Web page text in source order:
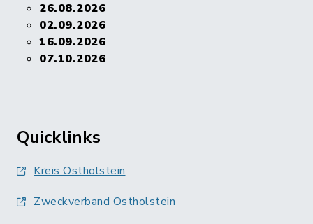
26.08.2026
02.09.2026
16.09.2026
07.10.2026
Quicklinks
Kreis Ostholstein
Zweckverband Ostholstein